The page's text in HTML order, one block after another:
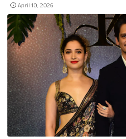
April 10, 2026